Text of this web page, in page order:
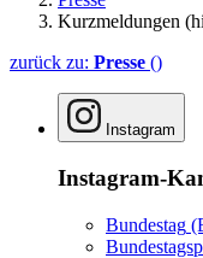
Kurzmeldungen
zurück zu: Presse ()
Instagram
Instagram-
Bundestag